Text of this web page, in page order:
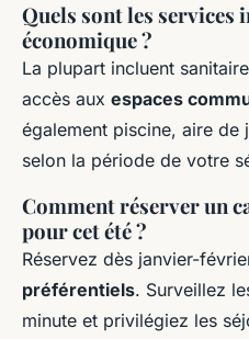
Quels sont les services
économique ?
La plupart incluent
accès aux espaces
également piscine, aire de
selon la période de votre
Comment réserver un
pour cet été ?
Réservez dès janvier-
préférentiels. Surveillez
minute et privilégiez les